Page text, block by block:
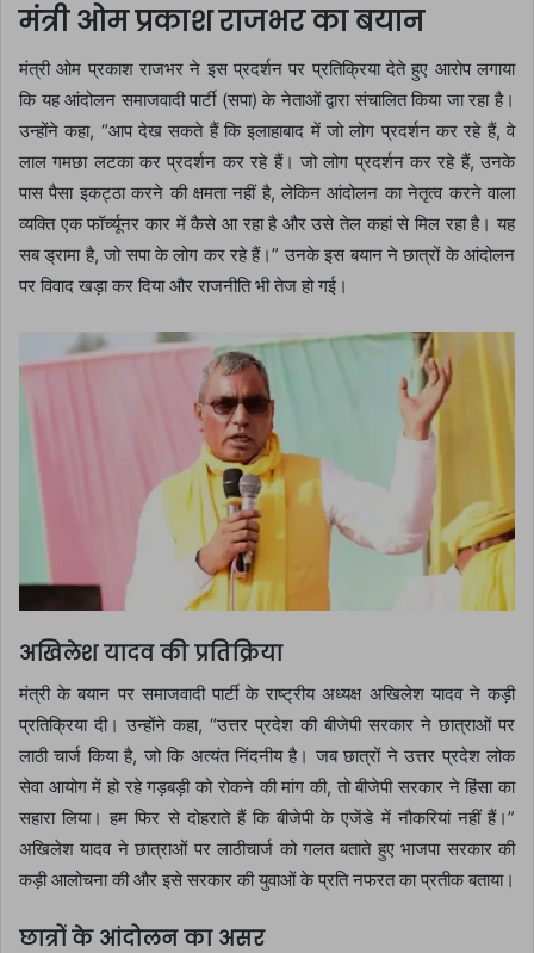
मंत्री ओम प्रकाश राजभर का बयान
मंत्री ओम प्रकाश राजभर ने इस प्रदर्शन पर प्रतिक्रिया देते हुए आरोप लगाया
कि यह आंदोलन समाजवादी पार्टी (सपा) के नेताओं द्वारा संचालित किया जा रहा है।
उन्होंने कहा, “आप देख सकते हैं कि इलाहाबाद में जो लोग प्रदर्शन कर रहे हैं, वे
लाल गमछा लटका कर प्रदर्शन कर रहे हैं। जो लोग प्रदर्शन कर रहे हैं, उनके
पास पैसा इकट्ठा करने की क्षमता नहीं है, लेकिन आंदोलन का नेतृत्व करने वाला
व्यक्ति एक फॉर्च्यूनर कार में कैसे आ रहा है और उसे तेल कहां से मिल रहा है। यह
सब ड्रामा है, जो सपा के लोग कर रहे हैं।” उनके इस बयान ने छात्रों के आंदोलन
पर विवाद खड़ा कर दिया और राजनीति भी तेज हो गई।
अखिलेश यादव की प्रतिक्रिया
मंत्री के बयान पर समाजवादी पार्टी के राष्ट्रीय अध्यक्ष अखिलेश यादव ने कड़ी
प्रतिक्रिया दी। उन्होंने कहा, “उत्तर प्रदेश की बीजेपी सरकार ने छात्राओं पर
लाठी चार्ज किया है, जो कि अत्यंत निंदनीय है। जब छात्रों ने उत्तर प्रदेश लोक
सेवा आयोग में हो रहे गड़बड़ी को रोकने की मांग की, तो बीजेपी सरकार ने हिंसा का
सहारा लिया। हम फिर से दोहराते हैं कि बीजेपी के एजेंडे में नौकरियां नहीं हैं।”
अखिलेश यादव ने छात्राओं पर लाठीचार्ज को गलत बताते हुए भाजपा सरकार की
कड़ी आलोचना की और इसे सरकार की युवाओं के प्रति नफरत का प्रतीक बताया।
छात्रों के आंदोलन का असर